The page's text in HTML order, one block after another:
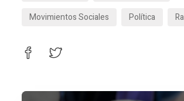
Movimientos Sociales
Política